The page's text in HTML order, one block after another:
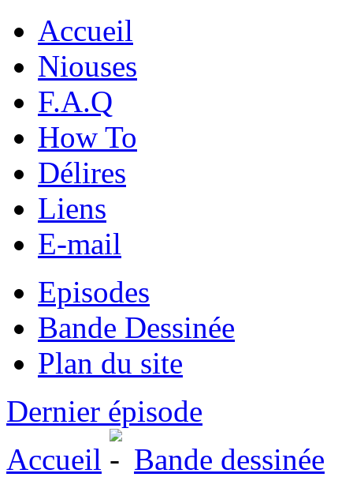
Accueil
Niouses
F.A.Q
How To
Délires
Liens
E-mail
Episodes
Bande Dessinée
Plan du site
Dernier épisode
Accueil
Bande dessinée